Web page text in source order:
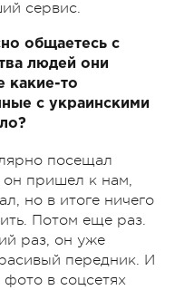
сервис.
общаетесь с
людей они
какие-то
с украинскими
посещал
пришел к нам,
но в итоге ничего
Потом еще раз.
раз, он уже
передник. И
фото в соцсетях